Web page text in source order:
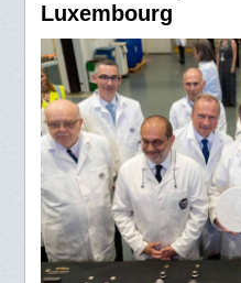
Luxembourg